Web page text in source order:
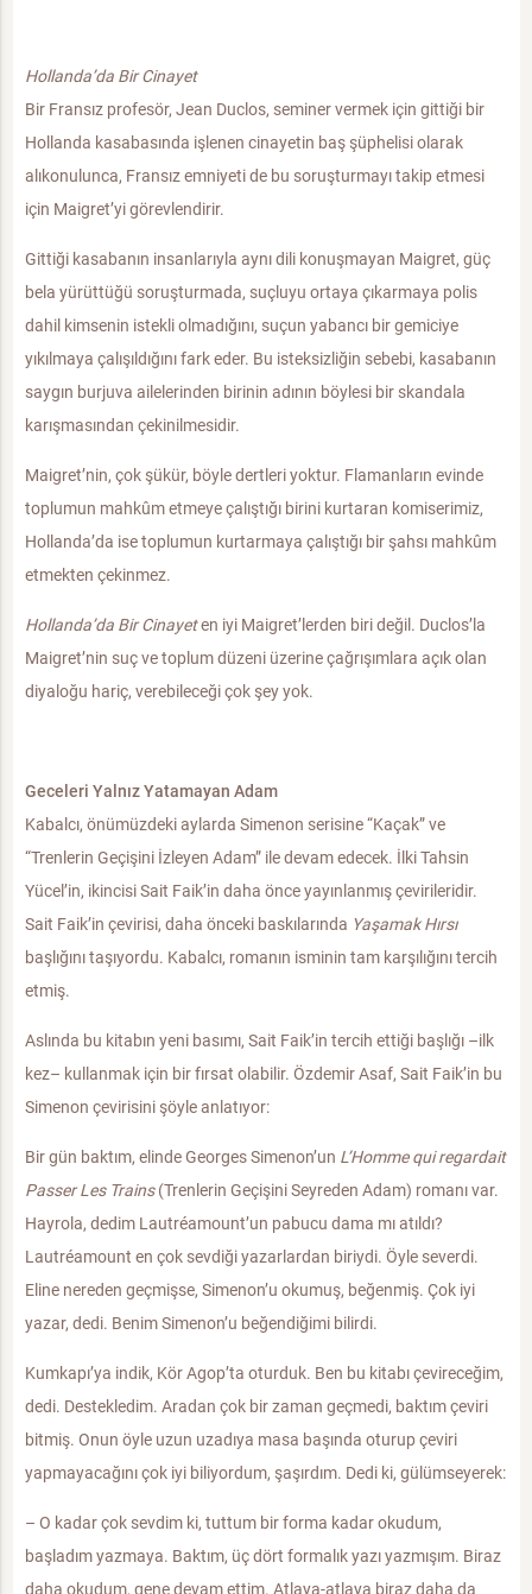
Hollanda’da Bir Cinayet
Bir Fransız profesör, Jean Duclos, seminer vermek için gittiği bir
Hollanda kasabasında işlenen cinayetin baş şüphelisi olarak
alıkonulunca, Fransız emniyeti de bu soruşturmayı takip etmesi
için Maigret’yi görevlendirir.
Gittiği kasabanın insanlarıyla aynı dili konuşmayan Maigret, güç
bela yürüttüğü soruşturmada, suçluyu ortaya çıkarmaya polis
dahil kimsenin istekli olmadığını, suçun yabancı bir gemiciye
yıkılmaya çalışıldığını fark eder. Bu isteksizliğin sebebi, kasabanın
saygın burjuva ailelerinden birinin adının böylesi bir skandala
karışmasından çekinilmesidir.
Maigret’nin, çok şükür, böyle dertleri yoktur. Flamanların evinde
toplumun mahkûm etmeye çalıştığı birini kurtaran komiserimiz,
Hollanda’da ise toplumun kurtarmaya çalıştığı bir şahsı mahkûm
etmekten çekinmez.
Hollanda’da Bir Cinayeten iyi Maigret’lerden biri değil. Duclos’la
Maigret’nin suç ve toplum düzeni üzerine çağrışımlara açık olan
diyaloğu hariç, verebileceği çok şey yok.
Geceleri Yalnız Yatamayan Adam
Kabalcı, önümüzdeki aylarda Simenon serisine “Kaçak” ve
“Trenlerin Geçişini İzleyen Adam” ile devam edecek. İlki Tahsin
Yücel’in, ikincisi Sait Faik’in daha önce yayınlanmış çevirileridir.
Sait Faik’in çevirisi, daha önceki baskılarında Yaşamak Hırsı
başlığını taşıyordu. Kabalcı, romanın isminin tam karşılığını tercih
etmiş.
Aslında bu kitabın yeni basımı, Sait Faik’in tercih ettiği başlığı –ilk
kez– kullanmak için bir fırsat olabilir. Özdemir Asaf, Sait Faik’in bu
Simenon çevirisini şöyle anlatıyor:
Bir gün baktım, elinde Georges Simenon’un L’Homme qui regardait
Passer Les Trains(Trenlerin Geçişini Seyreden Adam) romanı var.
Hayrola, dedim Lautréamount’un pabucu dama mı atıldı?
Lautréamount en çok sevdiği yazarlardan biriydi. Öyle severdi.
Eline nereden geçmişse, Simenon’u okumuş, beğenmiş. Çok iyi
yazar, dedi. Benim Simenon’u beğendiğimi bilirdi.
Kumkapı’ya indik, Kör Agop’ta oturduk. Ben bu kitabı çevireceğim,
dedi. Destekledim. Aradan çok bir zaman geçmedi, baktım çeviri
bitmiş. Onun öyle uzun uzadıya masa başında oturup çeviri
yapmayacağını çok iyi biliyordum, şaşırdım. Dedi ki, gülümseyerek:
– O kadar çok sevdim ki, tuttum bir forma kadar okudum,
başladım yazmaya. Baktım, üç dört formalık yazı yazmışım. Biraz
daha okudum, gene devam ettim. Atlaya-atlaya biraz daha da